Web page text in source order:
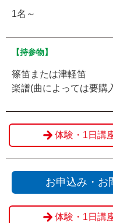
1名～
【持参物】
篠笛または津軽笛
楽譜(曲によっては要購
体験・1日講
お申込み・お
体験・1日講